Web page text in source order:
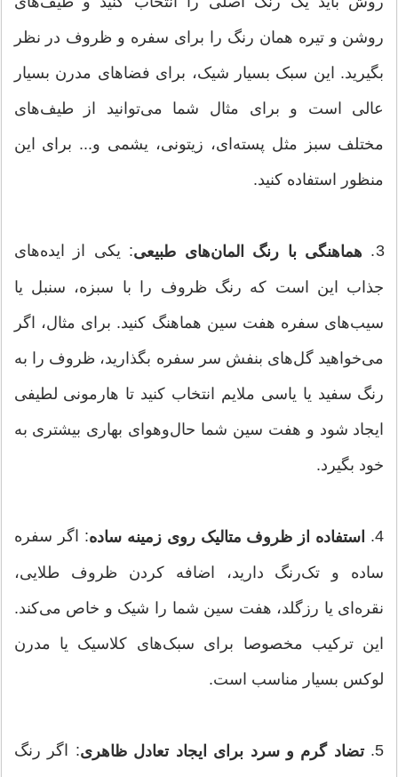
روشن و تیره همان رنگ را برای سفره و ظروف در نظر
بگیرید. این سبک بسیار شیک، برای فضاهای مدرن بسیار
عالی است و برای مثال شما می‌توانید از طیف‌های
مختلف سبز مثل پسته‌ای، زیتونی، یشمی و... برای این
منظور استفاده کنید.
3. هماهنگی با رنگ المان‌های طبیعی: یکی از ایده‌های
جذاب این است که رنگ ظروف را با سبزه، سنبل یا
سیب‌های سفره هفت سین هماهنگ کنید. برای مثال، اگر
می‌خواهید گل‌های بنفش سر سفره بگذارید، ظروف را به
رنگ سفید یا یاسی ملایم انتخاب کنید تا هارمونی لطیفی
ایجاد شود و هفت سین شما حال‌وهوای بهاری بیشتری به
خود بگیرد.
4. استفاده از ظروف متالیک روی زمینه ساده: اگر سفره
ساده و تک‌رنگ دارید، اضافه کردن ظروف طلایی،
نقره‌ای یا رزگلد، هفت سین شما را شیک و خاص می‌کند.
این ترکیب مخصوصا برای سبک‌های کلاسیک یا مدرن
لوکس بسیار مناسب است.
5. تضاد گرم و سرد برای ایجاد تعادل ظاهری: اگر رنگ